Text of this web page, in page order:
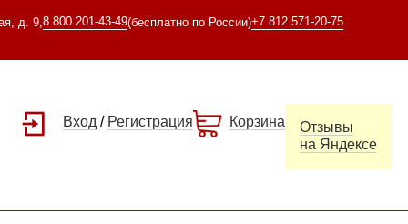
д. 9, 8 800 201-43-49(бесплатно по России)+7 812 571-20-75
Вход / Регистрация Корзина
Отзывы
на Яндексе